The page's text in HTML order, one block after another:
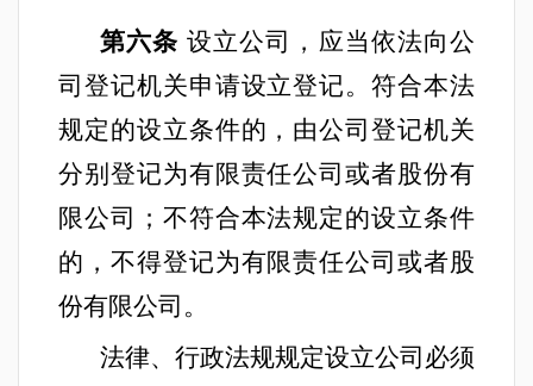
第六条 设立公司，应当依法向公
司登记机关申请设立登记。符合本法
规定的设立条件的，由公司登记机关
分别登记为有限责任公司或者股份有
限公司；不符合本法规定的设立条件
的，不得登记为有限责任公司或者股
份有限公司。
法律、行政法规规定设立公司必须